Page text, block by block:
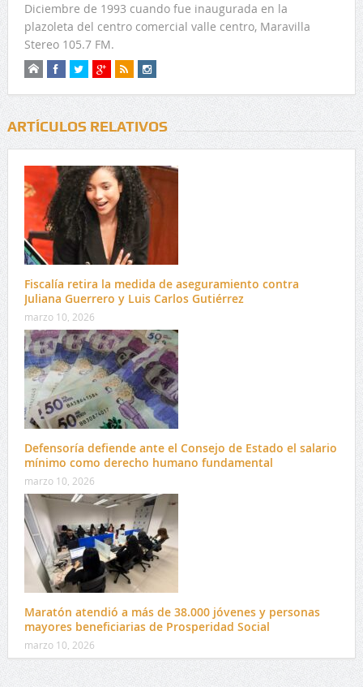
Diciembre de 1993 cuando fue inaugurada en la
plazoleta del centro comercial valle centro, Maravilla
Stereo 105.7 FM.
ARTÍCULOS RELATIVOS
Fiscalía retira la medida de aseguramiento contra
Juliana Guerrero y Luis Carlos Gutiérrez
marzo 10, 2026
Defensoría defiende ante el Consejo de Estado el salario
mínimo como derecho humano fundamental
marzo 10, 2026
Maratón atendió a más de 38.000 jóvenes y personas
mayores beneficiarias de Prosperidad Social
marzo 10, 2026